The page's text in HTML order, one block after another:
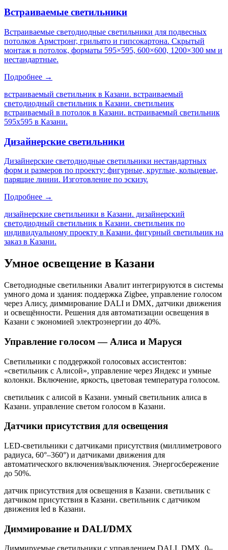
Встраиваемые светильники
Встраиваемые светодиодные светильники для подвесных
потолков Армстронг, грильято и гипсокартона. Скрытый
монтаж в потолок, форматы 595×595, 600×600, 1200×300 мм и
нестандартные.
Подробнее →
встраиваемый светильник в Казани. встраиваемый
светодиодный светильник в Казани. светильник
встраиваемый в потолок в Казани. встраиваемый светильник
595х595 в Казани.
Дизайнерские светильники
Дизайнерские светодиодные светильники нестандартных
форм и размеров по проекту: фигурные, круглые, кольцевые,
парящие линии. Изготовление по эскизу.
Подробнее →
дизайнерские светильники в Казани. дизайнерский
светодиодный светильник в Казани. светильник по
индивидуальному проекту в Казани. фигурный светильник на
заказ в Казани.
Умное освещение в Казани
Светодиодные светильники Авалит интегрируются в системы
умного дома и здания: поддержка Zigbee, управление голосом
через Алису, диммирование DALI и DMX, датчики движения
и освещённости. Решения для автоматизации освещения в
Казани с экономией электроэнергии до 40%.
Управление голосом — Алиса и Маруся
Светильники с поддержкой голосовых ассистентов:
«светильник с Алисой», управление через Яндекс и умные
колонки. Включение, яркость, цветовая температура голосом.
светильник с алисой в Казани. умный светильник алиса в
Казани. управление светом голосом в Казани.
Датчики присутствия для освещения
LED-светильники с датчиками присутствия (миллиметрового
радиуса, 60°–360°) и датчиками движения для
автоматического включения/выключения. Энергосбережение
до 50%.
датчик присутствия для освещения в Казани. светильник с
датчиком присутствия в Казани. светильник с датчиком
движения led в Казани.
Диммирование и DALI/DMX